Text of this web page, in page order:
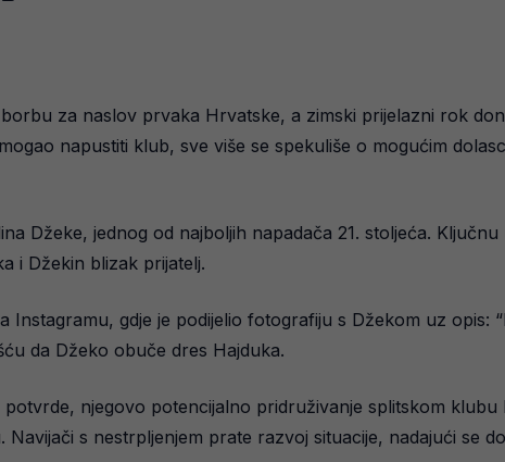
za naslov prvaka Hrvatske, a zimski prijelazni rok
napustiti klub, sve više se spekuliše o mogućim
Džeke, jednog od najboljih napadača 21. stoljeća.
i Džekin blizak prijatelj.
gdje je podijelio fotografiju s Džekom uz opis:
da Džeko obuče dres Hajduka.
njegovo potencijalno pridruživanje splitskom klubu
s nestrpljenjem prate razvoj situacije, nadajući se